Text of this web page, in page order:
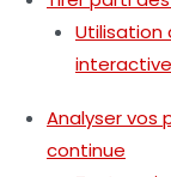
Utilisation
Analyser vos
continue